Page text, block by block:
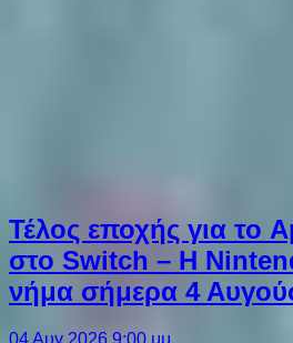
Τέλος εποχής για το
στο Switch – Η
νήμα σήμερα 4
04 Αυγ 2026 9:00 μμ